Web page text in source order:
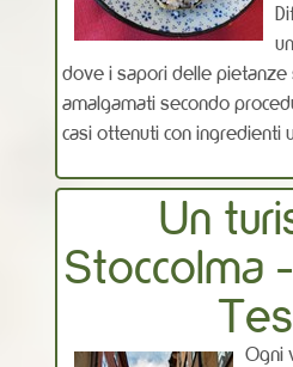
dove i sapori delle pietanze
amalgamati secondo
casi ottenuti con ingredienti
Un
Stoccolma
Ogni